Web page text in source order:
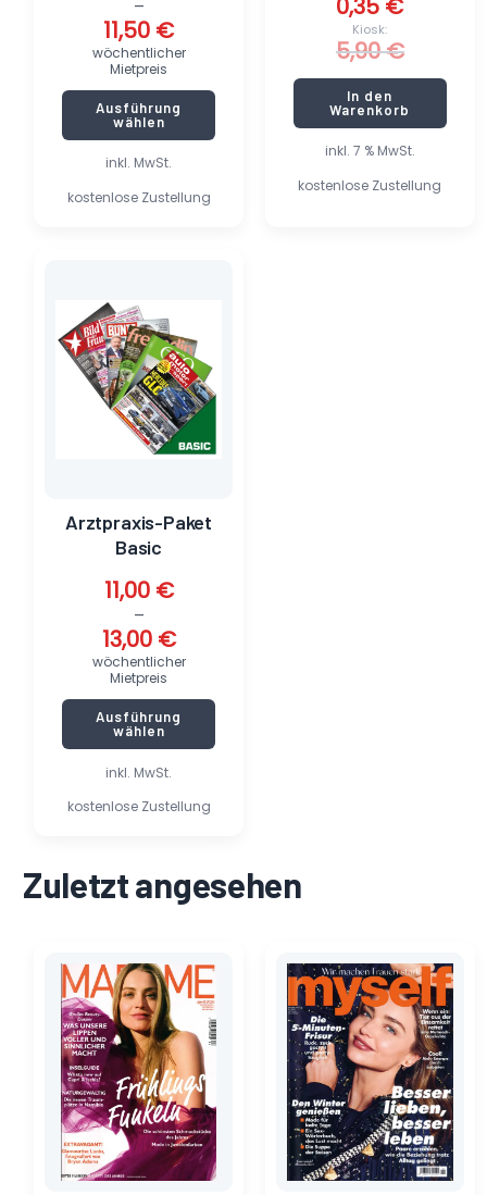
inkl. MwSt.
kostenlose Zustellung
–
11,50 €
wöchentlicher
Mietpreis
Ausführung
wählen
inkl. 7 % MwSt.
kostenlose Zustellung
Kiosk:
5,90€
0,35 €
In den
Warenkorb
inkl. MwSt.
kostenlose Zustellung
Arztpraxis-Paket
Basic
11,00 €
–
13,00 €
wöchentlicher
Mietpreis
Ausführung
wählen
weist
mehrere
Varianten
auf.
Die
Optionen
können
gewählt
werden
Zuletzt angesehen
Preis
war:
10,00 €
Preis
ist:
1,55 €.
Preis
war:
5,50 €
Preis
ist:
0,75 €.